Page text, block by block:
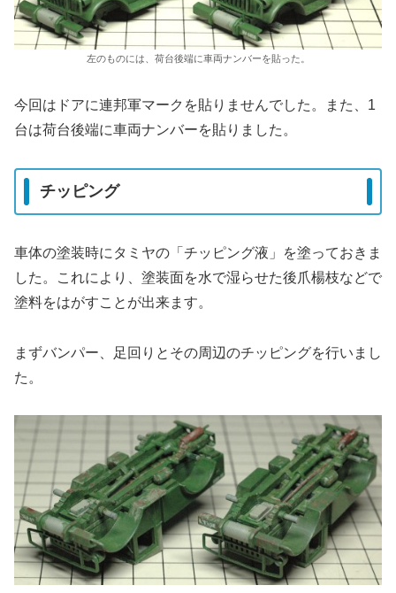
左のものには、荷台後端に車両ナンバーを貼った。
今回はドアに連邦軍マークを貼りませんでした。また、1
台は荷台後端に車両ナンバーを貼りました。
チッピング
車体の塗装時にタミヤの「チッピング液」を塗っておきま
した。これにより、塗装面を水で湿らせた後爪楊枝などで
塗料をはがすことが出来ます。
まずバンパー、足回りとその周辺のチッピングを行いまし
た。